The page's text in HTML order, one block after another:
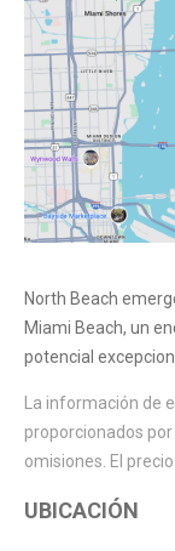
North Beach
Miami Beach, un
potencial
La información de
proporcionados
omisiones. El
UBICACIÓN